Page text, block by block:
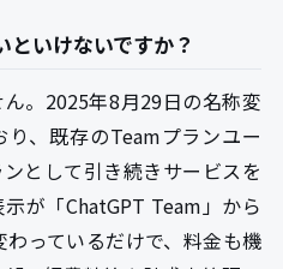
いけないですか？
。2025年8月29日の名称変
、既存のTeamプランユー
として引き続きサービスを
が「ChatGPT Team」から
わっているだけで、料金も機